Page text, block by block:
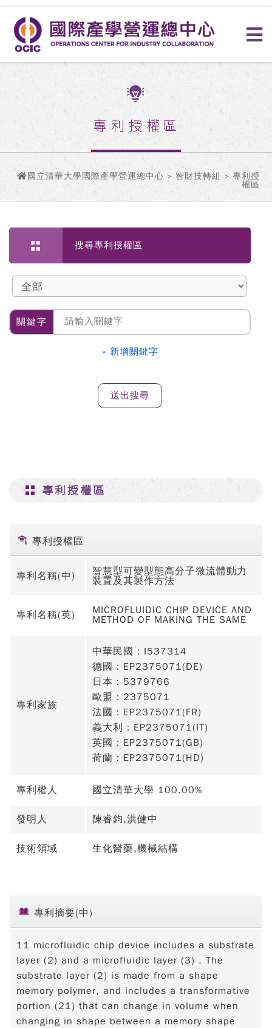
專利授權區
國立清華大學國際產學營運總中心 > 智財技轉組 > 專利授
權區
搜尋專利授權區
關鍵字
» 新增關鍵字
專利授權區
專利授權區
專利名稱(中)
智慧型可變型態高分子微流體動力
裝置及其製作方法
專利名稱(英)
MICROFLUIDIC CHIP DEVICE AND
METHOD OF MAKING THE SAME
專利家族
中華民國：I537314
德國：EP2375071(DE)
日本：5379766
歐盟：2375071
法國：EP2375071(FR)
義大利：EP2375071(IT)
英國：EP2375071(GB)
荷蘭：EP2375071(HD)
專利權人 國立清華大學 100.00%
發明人 陳睿鈞,洪健中
技術領域 生化醫藥,機械結構
專利摘要(中)
11 microfluidic chip device includes a substrate
layer (2) and a microfluidic layer (3) . The
substrate layer (2) is made from a shape
memory polymer, and includes a transformative
portion (21) that can change in volume when
changing in shape between a memory shape